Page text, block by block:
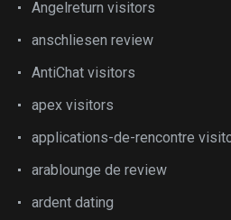
Angelreturn visitors
anschliesen review
AntiChat visitors
apex visitors
applications-de-rencontre
arablounge de review
ardent dating